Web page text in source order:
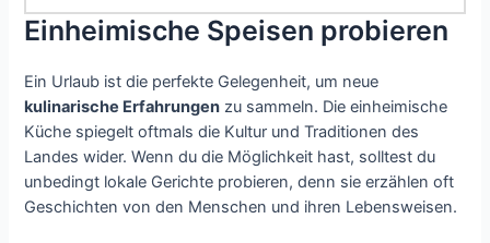
Einheimische Speisen probieren
Ein Urlaub ist die perfekte Gelegenheit, um neue
kulinarische Erfahrungen zu sammeln. Die einheimische
Küche spiegelt oftmals die Kultur und Traditionen des
Landes wider. Wenn du die Möglichkeit hast, solltest du
unbedingt lokale Gerichte probieren, denn sie erzählen oft
Geschichten von den Menschen und ihren Lebensweisen.